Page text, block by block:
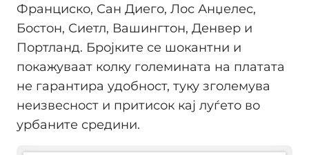
Франциско, Сан Диего, Лос Анџелес,
Бостон, Сиетл, Вашингтон, Денвер и
Портланд. Бројките се шокантни и
покажуваат колку големината на платата
не гарантира удобност, туку зголемува
неизвесност и притисок кај луѓето во
урбаните средини.